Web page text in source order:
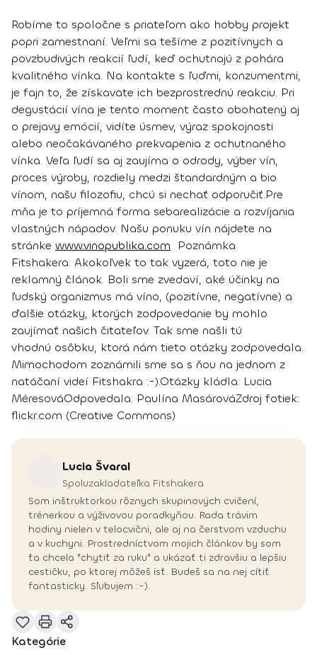
Robíme to spoločne s priateľom ako hobby projekt
popri zamestnaní. Veľmi sa tešíme z pozitívnych a
povzbudivých reakcií ľudí, keď ochutnajú z pohára
kvalitného vínka. Na kontakte s ľuďmi, konzumentmi,
je fajn to, že získavate ich bezprostrednú reakciu. Pri
degustácií vína je tento moment často obohatený aj
o prejavy emócií, vidíte úsmev, výraz spokojnosti
alebo neočakávaného prekvapenia z ochutnaného
vínka. Veľa ľudí sa aj zaujíma o odrody, výber vín,
proces výroby, rozdiely medzi štandardným a bio
vínom, našu filozofiu, chcú si nechať odporučiť.Pre
mňa je to príjemná forma sebarealizácie a rozvíjania
vlastných nápadov. Našu ponuku vín nájdete na
stránke www.vinopublika.com
Poznámka
Fitshakera: Akokoľvek to tak vyzerá, toto nie je
reklamný článok. Boli sme zvedaví, aké účinky na
ľudský organizmus má víno, (pozitívne, negatívne) a
ďalšie otázky, ktorých zodpovedanie by mohlo
zaujímať našich čitateľov. Tak sme našli tú
vhodnú osôbku, ktorá nám tieto otázky zodpovedala.
Mimochodom zoznámili sme sa s ňou na jednom z
natáčaní videí Fitshakra :-).Otázky kládla: Lucia
MéresováOdpovedala: Paulína MasárováZdroj fotiek:
flickr.com (Creative Commons)
Lucia Švaral
Spoluzakladateľka Fitshakera
Som inštruktorkou rôznych skupinových cvičení,
trénerkou a výživovou poradkyňou. Rada trávim
hodiny nielen v telocvični, ale aj na čerstvom vzduchu
a v kuchyni. Prostredníctvom mojich článkov by som
ťa chcela "chytiť za ruku" a ukázať ti zdravšiu a lepšiu
cestičku, po ktorej môžeš ísť. Budeš sa na nej cítiť
fantasticky. Sľubujem :-).
Kategórie